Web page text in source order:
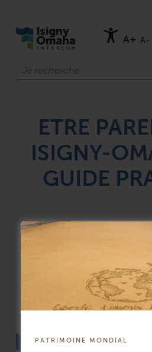
A+ A-
ETRE
ISIGNY-
GUIDE
Skip back to main navigation
PATRIMOINE MONDIAL